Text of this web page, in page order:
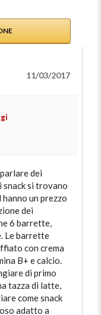
11/03/2017
dei
snack si trovano
un prezzo
dei
6 barrette,
Le barrette
con crema
B+ e calcio.
di primo
tazza di latte,
come snack
adatto a